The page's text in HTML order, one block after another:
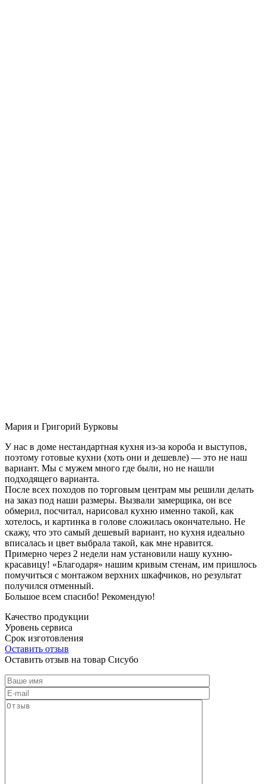
Мария и Григорий Бурковы
У нас в доме нестандартная кухня из-за короба и выступов,
поэтому готовые кухни (хоть они и дешевле) — это не наш
вариант. Мы с мужем много где были, но не нашли
подходящего варианта.
После всех походов по торговым центрам мы решили делать
на заказ под наши размеры. Вызвали замерщика, он все
обмерил, посчитал, нарисовал кухню именно такой, как
хотелось, и картинка в голове сложилась окончательно. Не
скажу, что это самый дешевый вариант, но кухня идеально
вписалась и цвет выбрала такой, как мне нравится.
Примерно через 2 недели нам установили нашу кухню-
красавицу! «Благодаря» нашим кривым стенам, им пришлось
помучиться с монтажом верхних шкафчиков, но результат
получился отменный.
Большое всем спасибо! Рекомендую!
Качество продукции
Уровень сервиса
Срок изготовления
Оставить отзыв
Оставить отзыв на товар Сисубо